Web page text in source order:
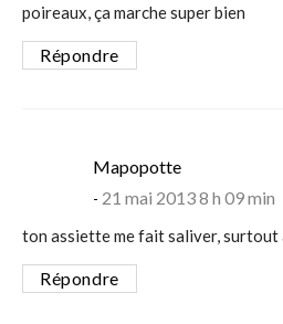
poireaux, ça marche super bien
Répondre
Mapopottesays:
21 mai 2013 8 h 09 min
ton assiette me fait saliver, surtout
Répondre